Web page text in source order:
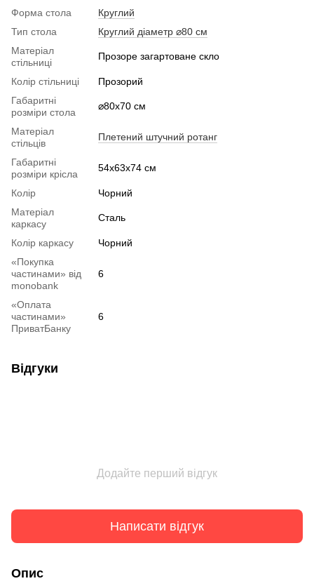
Форма стола
Круглий
Тип стола
Круглий діаметр ⌀80 см
Матеріал
стільниці
Прозоре загартоване скло
Колір стільниці
Прозорий
Габаритні
розміри стола
⌀80x70 см
Матеріал
стільців
Плетений штучний ротанг
Габаритні
розміри крісла
54х63x74 см
Колір
Чорний
Матеріал
каркасу
Сталь
Колір каркасу
Чорний
«Покупка
частинами» від
monobank
6
«Оплата
частинами»
ПриватБанку
6
Відгуки
Додайте перший відгук
Написати відгук
Опис